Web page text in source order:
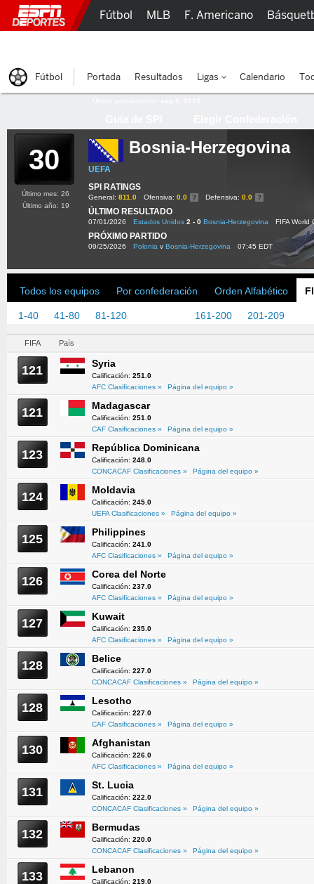
30 Bosnia-Herzegovina
UEFA
SPI RATINGS
General: 811.0 Ofensiva: 0.0 Defensiva: 0.0
ÚLTIMO RESULTADO
07/01/2026 Estados Unidos 2 - 0 Bosnia-Herzegovina FIFA World
PRÓXIMO PARTIDO
09/25/2026 Polonia v Bosnia-Herzegovina 07:45 EDT
Último mes: 26
Último año: 19
Todos los equipos Por confederación Orden Alfabético
1-40 41-80 81-120 161-200 201-209
FIFA País
121 Syria
Calificación: 251.0
AFC Clasificaciones »
Página del equipo »
121 Madagascar
Calificación: 251.0
CAF Clasificaciones »
Página del equipo »
123 República Dominicana
Calificación: 248.0
CONCACAF Clasificaciones »
Página del equipo »
124 Moldavia
Calificación: 245.0
UEFA Clasificaciones »
Página del equipo »
125 Philippines
Calificación: 241.0
AFC Clasificaciones »
Página del equipo »
126 Corea del Norte
Calificación: 237.0
AFC Clasificaciones »
Página del equipo »
127 Kuwait
Calificación: 235.0
AFC Clasificaciones »
Página del equipo »
128 Belice
Calificación: 227.0
CONCACAF Clasificaciones »
Página del equipo »
128 Lesotho
Calificación: 227.0
CAF Clasificaciones »
Página del equipo »
130 Afghanistan
Calificación: 226.0
AFC Clasificaciones »
Página del equipo »
131 St. Lucia
Calificación: 222.0
CONCACAF Clasificaciones »
Página del equipo »
132 Bermudas
Calificación: 220.0
CONCACAF Clasificaciones »
Página del equipo »
133 Lebanon
Calificación: 219.0
Fútbol MLB F. Americano
Fútbol Portada Resultados Ligas Calendario